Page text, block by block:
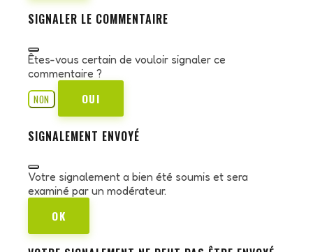
SIGNALER LE COMMENTAIRE
Êtes-vous certain de vouloir signaler ce
commentaire ?
NON
OUI
SIGNALEMENT ENVOYÉ
Votre signalement a bien été soumis et sera
examiné par un modérateur.
OK